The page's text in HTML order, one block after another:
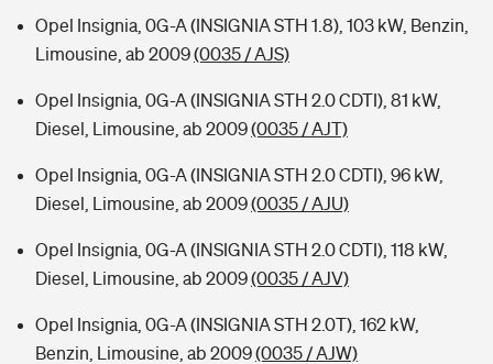
Opel Insignia, 0G-A (INSIGNIA STH 1.8), 103 kW, Benzin,
Limousine, ab 2009(0035 / AJS)
Opel Insignia, 0G-A (INSIGNIA STH 2.0 CDTI), 81 kW,
Diesel, Limousine, ab 2009(0035 / AJT)
Opel Insignia, 0G-A (INSIGNIA STH 2.0 CDTI), 96 kW,
Diesel, Limousine, ab 2009(0035 / AJU)
Opel Insignia, 0G-A (INSIGNIA STH 2.0 CDTI), 118 kW,
Diesel, Limousine, ab 2009(0035 / AJV)
Opel Insignia, 0G-A (INSIGNIA STH 2.0T), 162 kW,
Benzin, Limousine, ab 2009(0035 / AJW)